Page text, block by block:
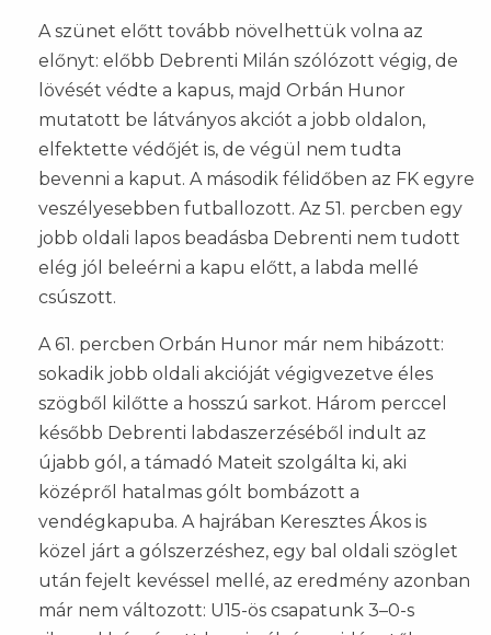
A szünet előtt tovább növelhettük volna az
előnyt: előbb Debrenti Milán szólózott végig, de
lövését védte a kapus, majd Orbán Hunor
mutatott be látványos akciót a jobb oldalon,
elfektette védőjét is, de végül nem tudta
bevenni a kaput. A második félidőben az FK egyre
veszélyesebben futballozott. Az 51. percben egy
jobb oldali lapos beadásba Debrenti nem tudott
elég jól beleérni a kapu előtt, a labda mellé
csúszott.
A 61. percben Orbán Hunor már nem hibázott:
sokadik jobb oldali akcióját végigvezetve éles
szögből kilőtte a hosszú sarkot. Három perccel
később Debrenti labdaszerzéséből indult az
újabb gól, a támadó Mateit szolgálta ki, aki
középről hatalmas gólt bombázott a
vendégkapuba. A hajrában Keresztes Ákos is
közel járt a gólszerzéshez, egy bal oldali szöglet
után fejelt kevéssel mellé, az eredmény azonban
már nem változott: U15-ös csapatunk 3–0-s